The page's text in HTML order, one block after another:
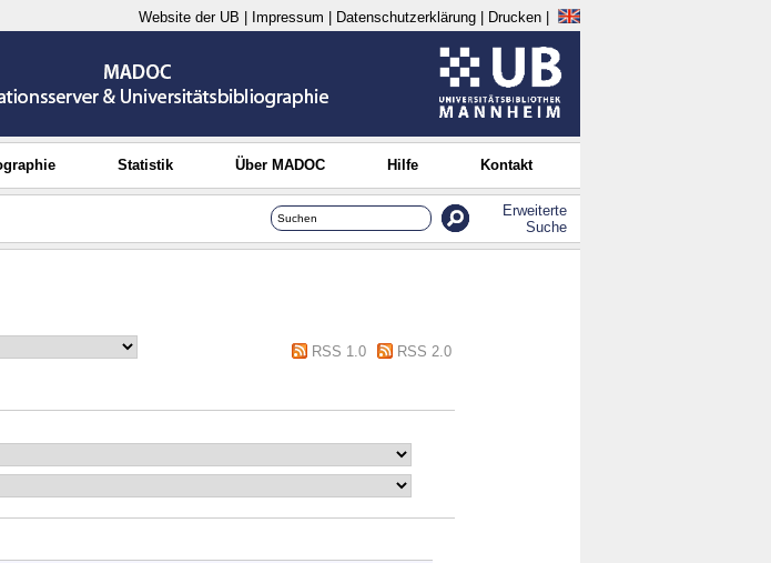
Website der UB Impressum Datenschutzerklärung Drucken
Statistik Über MADOC Hilfe Kontakt
Erweiterte
Suche
RSS 1.0
RSS 2.0